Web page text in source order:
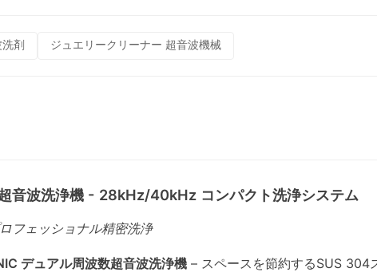
剤 ジュエリークリーナー 超音波機械
音波洗浄機 - 28kHz/40kHz コンパクト洗浄システム
フェッショナル精密洗浄
デュアル周波数超音波洗浄機 – スペースを節約するSUS